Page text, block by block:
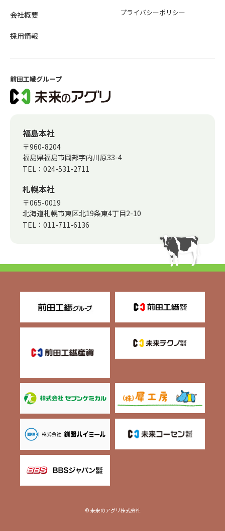
前田工繊グループ
福島本社
〒960-8204
福島県福島市岡部字内川原33-4
TEL： 024-531-2711
札幌本社
〒065-0019
北海道札幌市東区北19条東4丁目2-10
TEL： 011-711-6136
会社概要
採用情報
プライバシーポリシー
© 未来のアグリ株式会社